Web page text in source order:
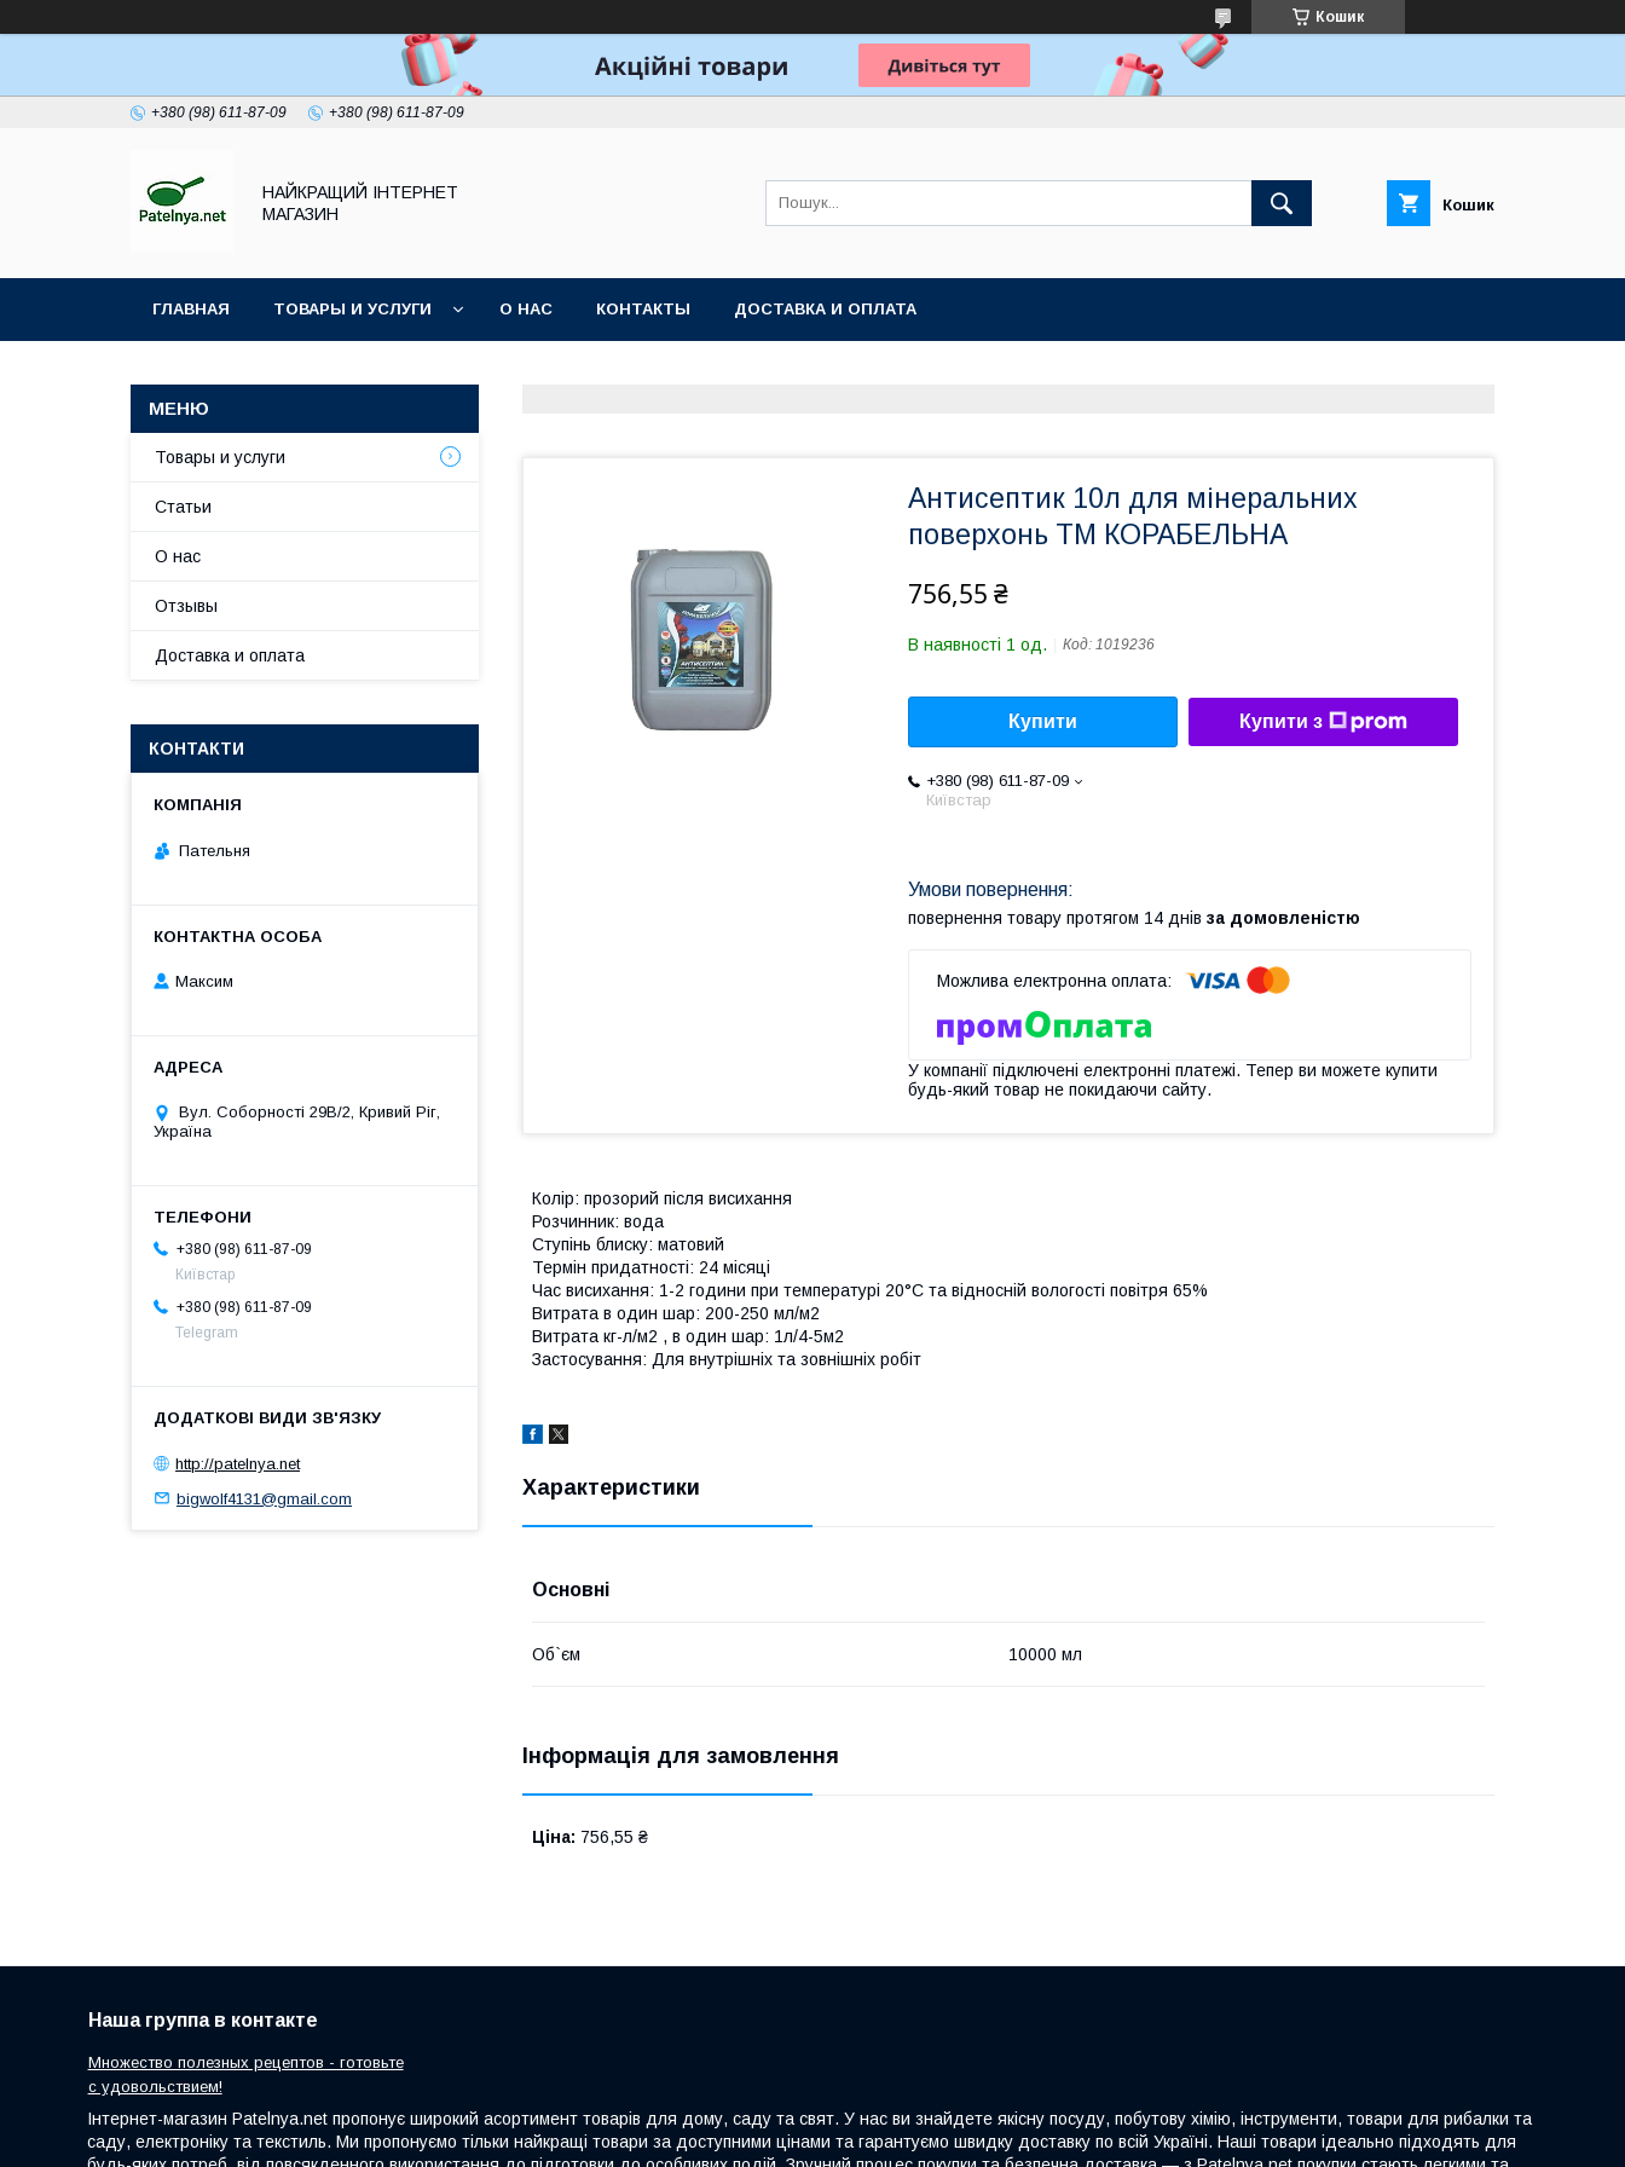
Кошик
+380 (98) 611-87-09 +380 (98) 611-87-09
НАЙКРАЩИЙ ІНТЕРНЕТ
МАГАЗИН
Кошик
ГЛАВНАЯ ТОВАРЫ И УСЛУГИ О НАС КОНТАКТЫ ДОСТАВКА И ОПЛАТА
Антисептик 10л для мінеральних
поверхонь ТМ КОРАБЕЛЬНА
756,55 ₴
В наявності 1 од. Код: 1019236
Купити Купити з
+380 (98) 611-87-09
Київстар
повернення товару протягом 14 днів за домовленістю
У компанії підключені електронні платежі. Тепер ви можете купити
будь-який товар не покидаючи сайту.
Колір: прозорий після висихання
Розчинник: вода
Ступінь блиску: матовий
Термін придатності: 24 місяці
Час висихання: 1-2 години при температурі 20°С та відносній вологості повітря 65%
Витрата в один шар: 200-250 мл/м2
Витрата кг-л/м2 , в один шар: 1л/4-5м2
Застосування: Для внутрішніх та зoвнішніх робіт
Характеристики
Основні
Об`єм 10000 мл
Інформація для замовлення
Ціна: 756,55 ₴
Товары и услуги
Статьи
О нас
Отзывы
Доставка и оплата
КОНТАКТИ
Пательня
Максим
Вул. Соборності 29В/2, Кривий Ріг,
Україна
+380 (98) 611-87-09
Київстар
+380 (98) 611-87-09
Telegram
http://patelnya.net
bigwolf4131@gmail.com
Наша группа в контакте
Множество полезных рецептов - готовьте
с удовольствием!
Інтернет-магазин Patelnya.net пропонує широкий асортимент товарів для дому, саду та свят. У нас ви знайдете якісну посуду, побутову хімію, інструменти, товари для рибалки та
саду, електроніку та текстиль. Ми пропонуємо тільки найкращі товари за доступними цінами та гарантуємо швидку доставку по всій Україні. Наші товари ідеально підходять для